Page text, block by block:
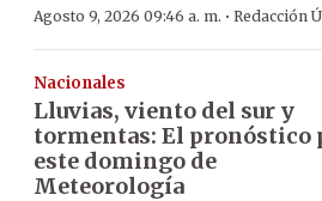
Agosto 9, 2026 09:46 a. m. · Redacción
Nacionales
Lluvias, viento del sur y
tormentas: El pronóstico
este domingo de
Meteorología